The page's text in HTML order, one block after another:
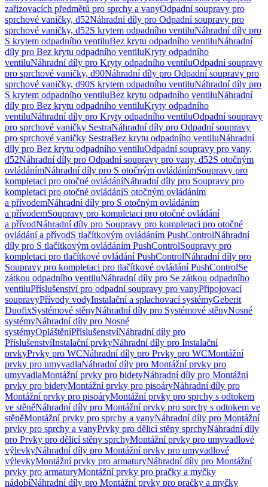
zařizovacích předmětů pro sprchy a vanyOdpadní soupravy pro
sprchové vaničky, d52Náhradní díly pro Odpadní soupravy pro
sprchové vaničky, d52S krytem odpadního ventiluNáhradní díly pro
S krytem odpadního ventiluBez krytu odpadního ventiluNáhradní
díly pro Bez krytu odpadního ventiluKryty odpadního
ventiluNáhradní díly pro Kryty odpadního ventiluOdpadní soupravy
pro sprchové vaničky, d90Náhradní díly pro Odpadní soupravy pro
sprchové vaničky, d90S krytem odpadního ventiluNáhradní díly pro
S krytem odpadního ventiluBez krytu odpadního ventiluNáhradní
díly pro Bez krytu odpadního ventiluKryty odpadního
ventiluNáhradní díly pro Kryty odpadního ventiluOdpadní soupravy
pro sprchové vaničky SestraNáhradní díly pro Odpadní soupravy
pro sprchové vaničky SestraBez krytu odpadního ventiluNáhradní
díly pro Bez krytu odpadního ventiluOdpadní soupravy pro vany,
d52Náhradní díly pro Odpadní soupravy pro vany, d52S otočným
ovládánímNáhradní díly pro S otočným ovládánímSoupravy pro
kompletaci pro otočné ovládáníNáhradní díly pro Soupravy pro
kompletaci pro otočné ovládáníS otočným ovládáním
a přívodemNáhradní díly pro S otočným ovládáním
a přívodemSoupravy pro kompletaci pro otočné ovládání
a přívodNáhradní díly pro Soupravy pro kompletaci pro otočné
ovládání a přívodS tlačítkovým ovládáním PushControlNáhradní
díly pro S tlačítkovým ovládáním PushControlSoupravy pro
kompletaci pro tlačítkové ovládání PushControlNáhradní díly pro
Soupravy pro kompletaci pro tlačítkové ovládání PushControlSe
zátkou odpadního ventiluNáhradní díly pro Se zátkou odpadního
ventiluPříslušenství pro odpadní soupravy pro vanyPřipojovací
soupravyPřívody vodyInstalační a splachovací systémyGeberit
DuofixSystémové stěnyNáhradní díly pro Systémové stěnyNosné
systémyNáhradní díly pro Nosné
systémyOpláštěníPříslušenstvíNáhradní díly pro
PříslušenstvíInstalační prvkyNáhradní díly pro Instalační
prvkyPrvky pro WCNáhradní díly pro Prvky pro WCMontážní
prvky pro umyvadlaNáhradní díly pro Montážní prvky pro
umyvadlaMontážní prvky pro bidetyNáhradní díly pro Montážní
prvky pro bidetyMontážní prvky pro pisoáryNáhradní díly pro
Montážní prvky pro pisoáryMontážní prvky pro sprchy s odtokem
ve stěněNáhradní díly pro Montážní prvky pro sprchy s odtokem ve
stěněMontážní prvky pro sprchy a vanyNáhradní díly pro Montážní
prvky pro sprchy a vanyPrvky pro dělicí stěny sprchyNáhradní díly
pro Prvky pro dělicí stěny sprchyMontážní prvky pro umyvadlové
výlevkyNáhradní díly pro Montážní prvky pro umyvadlové
výlevkyMontážní prvky pro armaturyNáhradní díly pro Montážní
prvky pro armaturyMontážní prvky pro pračky a myčky
nádobíNáhradní díly pro Montážní prvky pro pračky a myčky